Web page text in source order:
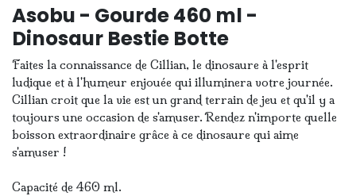
Asobu - Gourde 460 ml -
Dinosaur Bestie Botte
Faites la connaissance de Cillian, le dinosaure à l'esprit
ludique et à l'humeur enjouée qui illuminera votre journée.
Cillian croit que la vie est un grand terrain de jeu et qu'il y a
toujours une occasion de s'amuser. Rendez n'importe quelle
boisson extraordinaire grâce à ce dinosaure qui aime
s'amuser !
Capacité de 460 ml.